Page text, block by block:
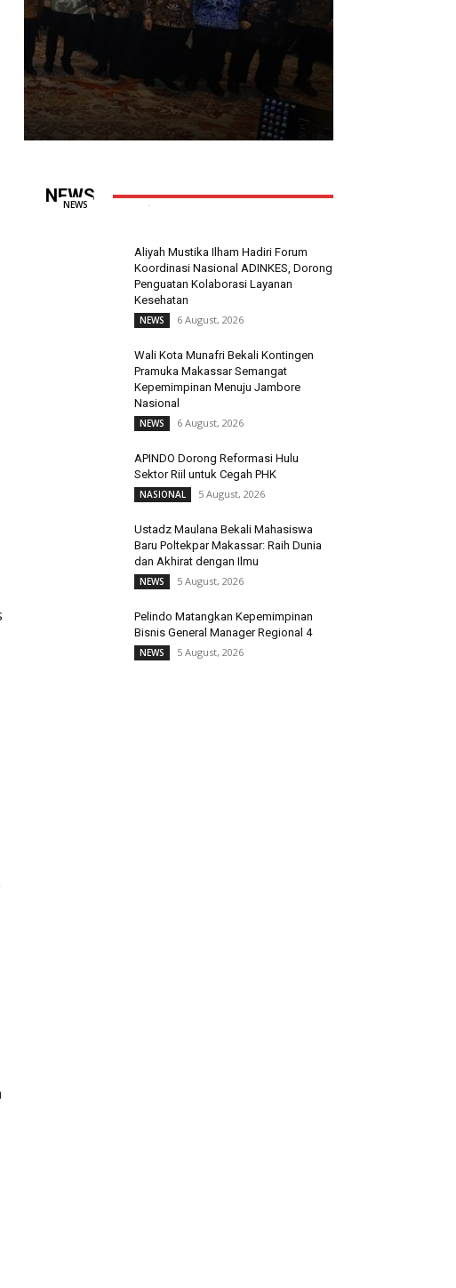
NEWS
NEWS -
Aliyah Mustika Ilham Hadiri Forum
Koordinasi Nasional ADINKES, Dorong
Penguatan Kolaborasi Layanan
Kesehatan
NEWS 6 August, 2026
Wali Kota Munafri Bekali Kontingen
Pramuka Makassar Semangat
Kepemimpinan Menuju Jambore
Nasional
NEWS 6 August, 2026
APINDO Dorong Reformasi Hulu
Sektor Riil untuk Cegah PHK
NASIONAL 5 August, 2026
Ustadz Maulana Bekali Mahasiswa
Baru Poltekpar Makassar: Raih Dunia
dan Akhirat dengan Ilmu
NEWS 5 August, 2026
Pelindo Matangkan Kepemimpinan
Bisnis General Manager Regional 4
NEWS 5 August, 2026